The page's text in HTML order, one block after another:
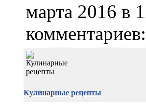
марта 2016 в
Кулинарные рецепты